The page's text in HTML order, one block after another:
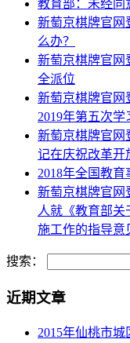
教育部：未经同
新萄京棋牌官网
么办？
新萄京棋牌官网
全派位
新萄京棋牌官网
2019年第五次学
新萄京棋牌官网
记在庆祝改革开
2018年全国教
新萄京棋牌官网
人就《教育部
施工作的指导意
搜索：
近期文章
2015年仙桃市